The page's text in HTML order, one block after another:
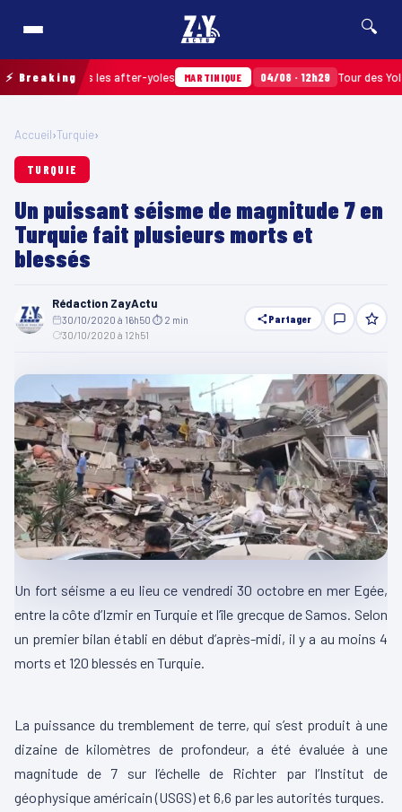
🔍
⚡ Breaking
après les after-yoles MARTINIQUE 04/08 · 12h29 Tour des Yoles et
Accueil›Turquie›
TURQUIE
Un puissant séisme de magnitude 7 en
Turquie fait plusieurs morts et
blessés
Rédaction ZayActu
30/10/2020 à 16h50 ⏱ 2 min
30/10/2020 à 12h51
Partager
Un fort séisme a eu lieu ce vendredi 30 octobre en mer Egée,
entre la côte d’Izmir en Turquie et l’île grecque de Samos. Selon
un premier bilan établi en début d’après-midi, il y a au moins 4
morts et 120 blessés en Turquie.
e
c
t
e
La puissance du tremblement de terre, qui s’est produit à une
dizaine de kilomètres de profondeur, a été évaluée à une
magnitude de 7 sur l’échelle de Richter par l’Institut de
géophysique américain (USGS) et 6,6 par les autorités turques.